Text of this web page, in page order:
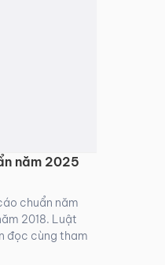
năm 2025
chuẩn năm
2018. Luật
đọc cùng tham